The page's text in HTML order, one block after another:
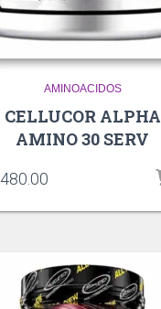
AMINOACIDOS
CELLUCOR ALPHA
AMINO 30 SERV
480.00